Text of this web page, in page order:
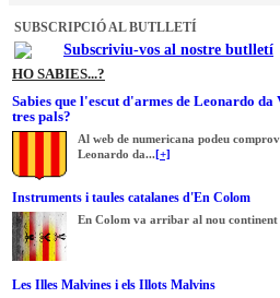
SUBSCRIPCIÓ AL BUTLLETÍ
Subscriviu-vos al nostre butlletí
HO SABIES...?
Sabies que l'escut d'armes de Leonardo da
tres pals?
Al web de numericana podeu
Leonardo da...[+]
Instruments i taules catalanes d'En Colom
En Colom va arribar al nou continent
Les Illes Malvines i els Illots Malvins